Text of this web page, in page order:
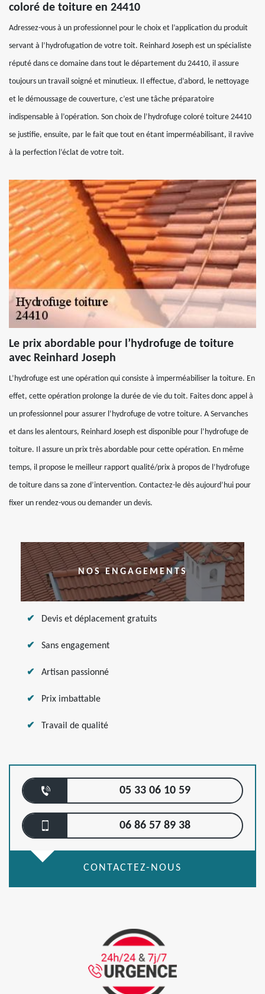
coloré de toiture en 24410
Adressez-vous à un professionnel pour le choix et l’application du produit
servant à l’hydrofugation de votre toit. Reinhard Joseph est un spécialiste
réputé dans ce domaine dans tout le département du 24410, il assure
toujours un travail soigné et minutieux. Il effectue, d’abord, le nettoyage
et le démoussage de couverture, c’est une tâche préparatoire
indispensable à l’opération. Son choix de l’hydrofuge coloré toiture 24410
se justifie, ensuite, par le fait que tout en étant imperméabilisant, il ravive
à la perfection l’éclat de votre toit.
Le prix abordable pour l’hydrofuge de toiture
avec Reinhard Joseph
L’hydrofuge est une opération qui consiste à imperméabiliser la toiture. En
effet, cette opération prolonge la durée de vie du toit. Faites donc appel à
un professionnel pour assurer l’hydrofuge de votre toiture. A Servanches
et dans les alentours, Reinhard Joseph est disponible pour l’hydrofuge de
toiture. Il assure un prix très abordable pour cette opération. En même
temps, il propose le meilleur rapport qualité/prix à propos de l’hydrofuge
de toiture dans sa zone d’intervention. Contactez-le dès aujourd’hui pour
fixer un rendez-vous ou demander un devis.
NOS ENGAGEMENTS
Devis et déplacement gratuits
Sans engagement
Artisan passionné
Prix imbattable
Travail de qualité
05 33 06 10 59
06 86 57 89 38
CONTACTEZ-NOUS